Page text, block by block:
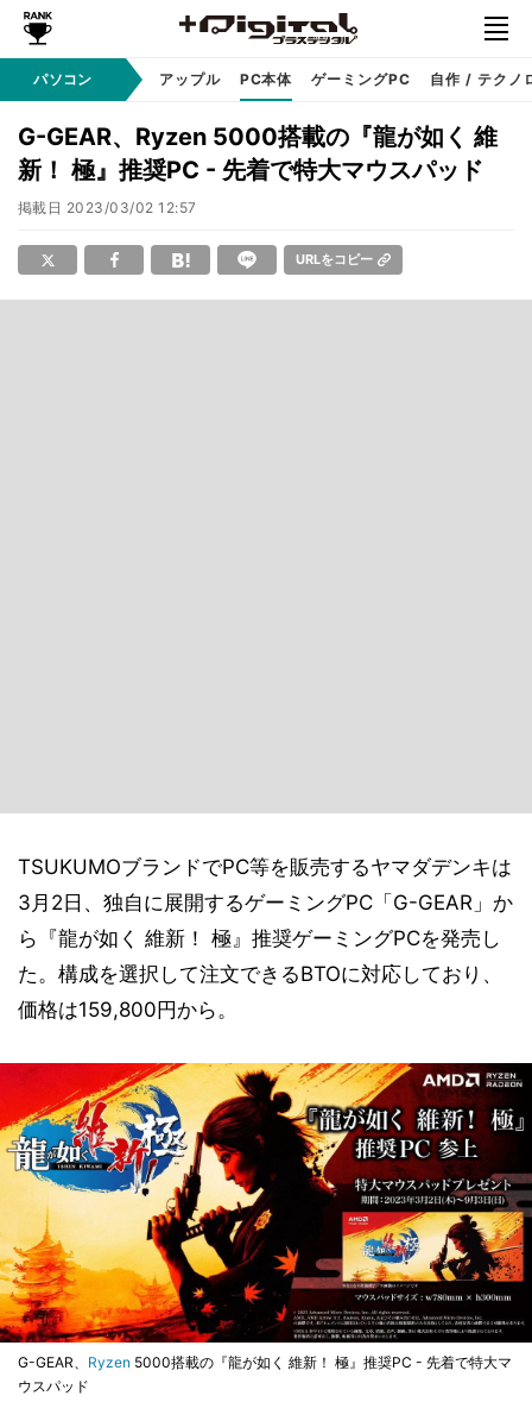
パソコンWindows アップル PC本体 ゲーミングPC 自作 / テクノ
G-GEAR、Ryzen 5000搭載の『龍が如く 維
新！ 極』推奨PC - 先着で特大マウスパッド
掲載日 2023/03/02 12:57
URLをコピー
TSUKUMOブランドでPC等を販売するヤマダデンキは
3月2日、独自に展開するゲーミングPC「G-GEAR」か
ら『龍が如く 維新！ 極』推奨ゲーミングPCを発売し
た。構成を選択して注文できるBTOに対応しており、
価格は159,800円から。
G-GEAR、 Ryzen 5000搭載の『龍が如く 維新！ 極』推奨PC - 先着で特大マ
ウスパッド